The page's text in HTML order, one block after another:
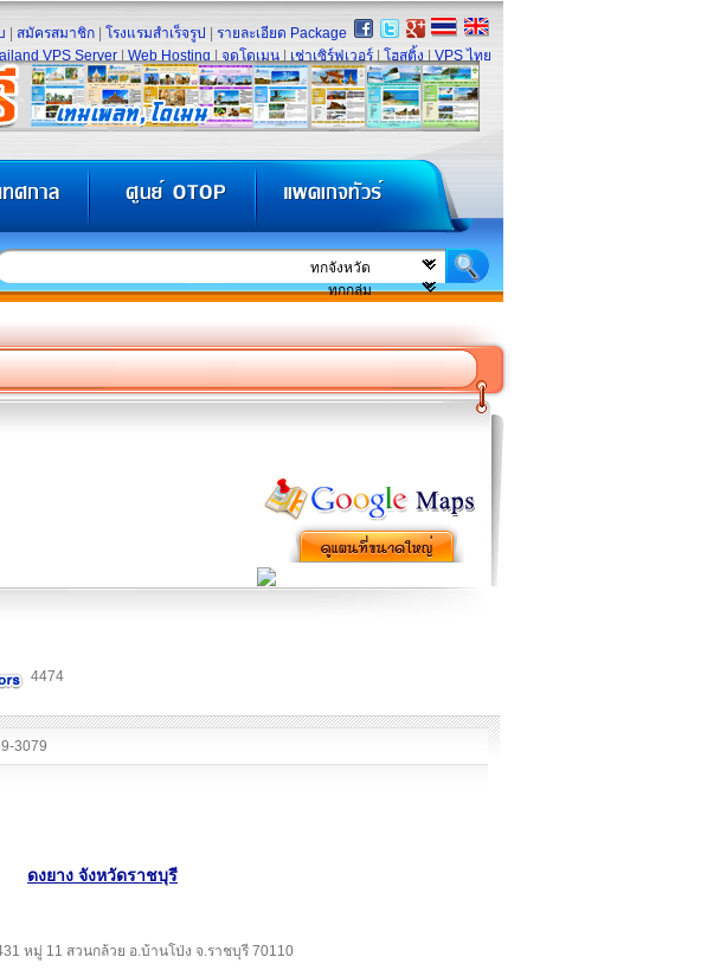
สมัครสมาชิก โรงแรมสำเร็จรูป
รายละเอียด Package
VPS Server Web Hosting จดโดเมน เช่าเซิร์ฟเวอร์ โฮสติ้ง VPS ไทย
4474
3079
ดงยาง จังหวัดราชบุรี
หมู่ 11 สวนกล้วย อ.บ้านโป่ง จ.ราชบุรี 70110